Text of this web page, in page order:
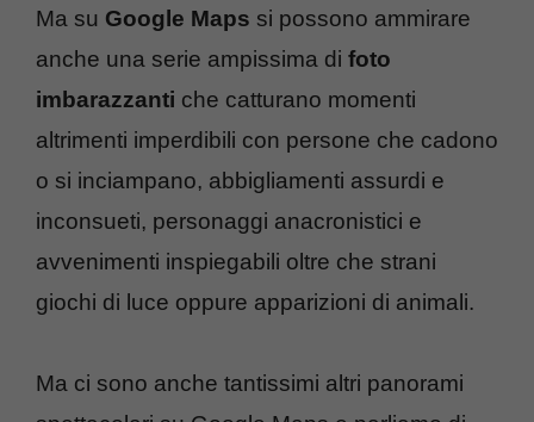
Ma su Google Maps si possono ammirare
anche una serie ampissima di foto
imbarazzanti che catturano momenti
altrimenti imperdibili con persone che cadono
o si inciampano, abbigliamenti assurdi e
inconsueti, personaggi anacronistici e
avvenimenti inspiegabili oltre che strani
giochi di luce oppure apparizioni di animali.
Ma ci sono anche tantissimi altri panorami